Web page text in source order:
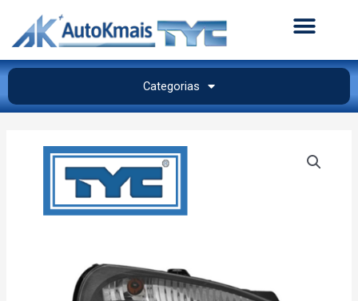
Categorias